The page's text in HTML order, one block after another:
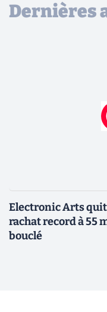
Dernières
Electronic Arts
rachat record à 55
bouclé